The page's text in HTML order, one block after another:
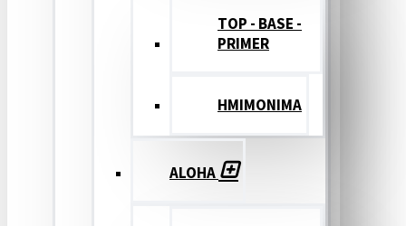
TOP - BASE -
PRIMER
ΗΜΙΜΟΝΙΜΑ
ALOHA